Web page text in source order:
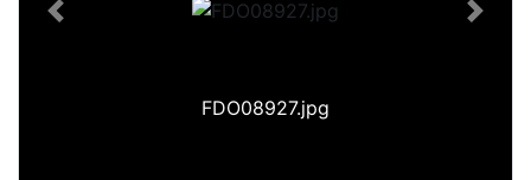
FDO08927.jpg
Previous Next